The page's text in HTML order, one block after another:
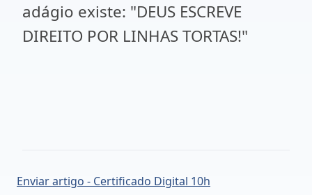
adágio existe: "DEUS ESCREVE
DIREITO POR LINHAS TORTAS!"
Enviar artigo - Certificado Digital 10h